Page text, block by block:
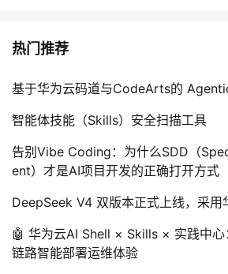
热门推荐
基于华为云码道与CodeArts的
智能体技能（Skills）安全扫描工具
告别Vibe Coding：为什么SDD（
ent）才是AI项目开发的正确打开方式
DeepSeek V4 双版本正式上线，采用
🤖 华为云AI Shell × Skills × 实践中心
链路智能部署运维体验